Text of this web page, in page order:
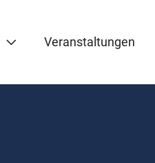
 Veranstaltungen